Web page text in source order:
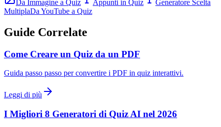
Da Immagine a Quiz Appunti in Quiz
Generatore Scelta
MultiplaDa YouTube a Quiz
Guide Correlate
Come Creare un Quiz da un PDF
Guida passo passo per convertire i PDF in quiz interattivi.
Leggi di più
I Migliori 8 Generatori di Quiz AI nel 2026